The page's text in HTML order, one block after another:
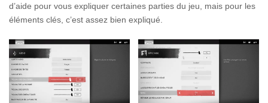
d’aide pour vous expliquer certaines parties du jeu, mais pour les
éléments clés, c’est assez bien expliqué.